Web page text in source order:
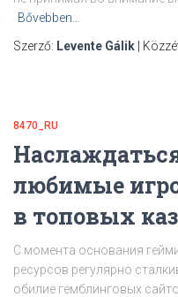
Bővebben…
Szerző: Levente Gálik |
8470_RU
любимые
в топовых
С момента основания
ресурсов регулярно
обилие гемблинговых